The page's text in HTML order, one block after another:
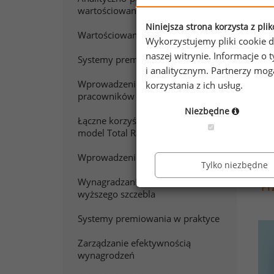
wartościowanie pracy
Wartościowanie stanowisk pracy
Systemy premiowania
Wprowadzenie do wynagradzania
pracowników sprzedaży
Łączne korzyści z pracy. Polski
model Total Rewards
Wprowadzenie do wynagradzania
Wynagradzanie menedżerów
wyższego szczebla
Systemy premiowania w praktyce
Zarządzanie efektywnością
wynagrodzeń
Niniejsza strona korzysta z
Wykorzystujemy pliki cookie
naszej witrynie. Informacje o
i analitycznym. Partnerzy
korzystania z ich usług.
Niezbędne
Tylko niezbędne